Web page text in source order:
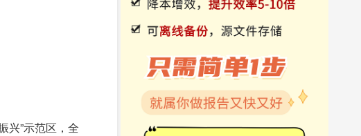
兴”示范区，全